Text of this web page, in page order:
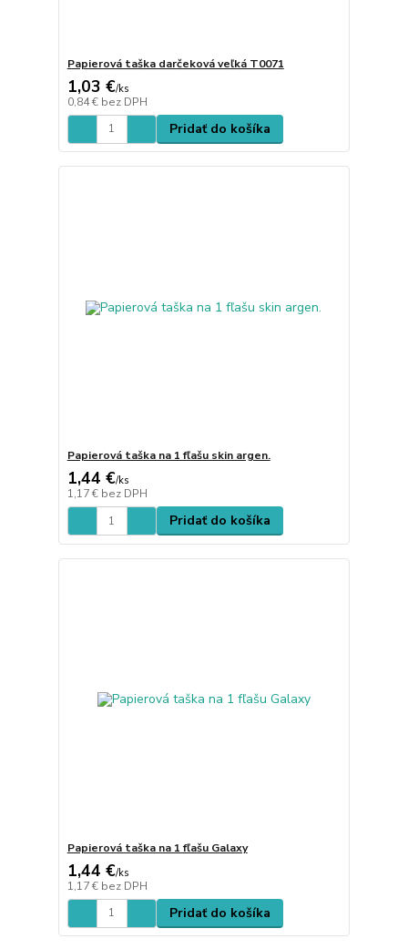
Papierová taška darčeková veľká T0071
1,03 €/ks
0,84 € bez DPH
Pridať do košíka
Papierová taška na 1 fľašu skin argen.
1,44 €/ks
1,17 € bez DPH
Pridať do košíka
Papierová taška na 1 fľašu Galaxy
1,44 €/ks
1,17 € bez DPH
Pridať do košíka